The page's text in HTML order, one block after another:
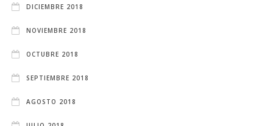
DICIEMBRE 2018
NOVIEMBRE 2018
OCTUBRE 2018
SEPTIEMBRE 2018
AGOSTO 2018